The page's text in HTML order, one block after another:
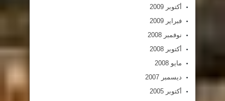
أكتوبر 2009
فبراير 2009
نوفمبر 2008
أكتوبر 2008
مايو 2008
ديسمبر 2007
أكتوبر 2005